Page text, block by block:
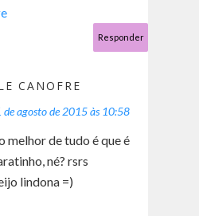
Responder
CANOFRE
de agosto de 2015 às 10:58
melhor de tudo é que é
né? rsrs
lindona =)